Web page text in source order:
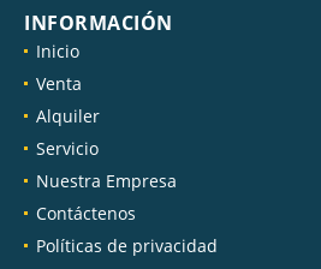
INFORMACIÓN
Inicio
Venta
Alquiler
Servicio
Nuestra Empresa
Contáctenos
Políticas de privacidad